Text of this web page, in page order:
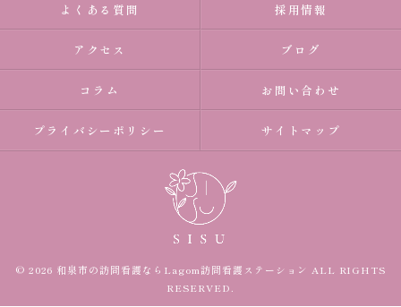
よくある質問 採用情報
アクセス ブログ
コラム お問い合わせ
プライバシーポリシー サイトマップ
© 2026 和泉市の訪問看護ならLagom訪問看護ステーション ALL RIGHTS
RESERVED.